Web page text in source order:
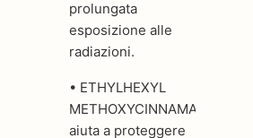
prolungata
esposizione alle
radiazioni.
• ETHYLHEXYL
METHOXYCINNAMATE,
aiuta a proteggere